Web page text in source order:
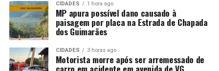
CIDADES 1 hora ago
MP apura possível dano causado à
paisagem por placa na Estrada de Chapada
dos Guimarães
CIDADES 3 horas ago
Motorista morre após ser arremessado de